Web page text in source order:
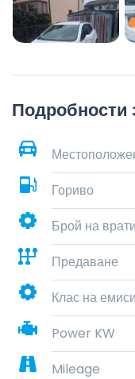
Подробности
Гориво
Брой на
Предаване
Клас на
Power KW
Mileage